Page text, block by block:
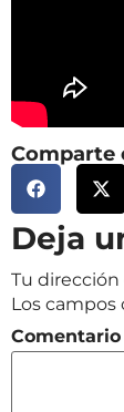
Comparte
Deja
Tu
Los
Comentario